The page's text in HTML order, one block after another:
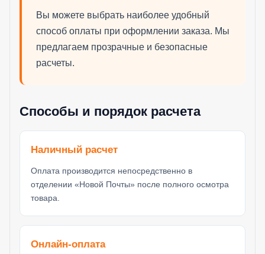
Вы можете выбрать наиболее удобный
способ оплаты при оформлении заказа. Мы
предлагаем прозрачные и безопасные
расчеты.
Способы и порядок расчета
Наличный расчет
Оплата производится непосредственно в
отделении «Новой Почты» после полного осмотра
товара.
Онлайн-оплата